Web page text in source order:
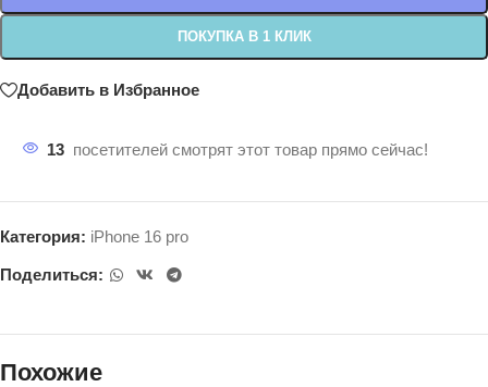
ПОКУПКА В 1 КЛИК
Добавить в Избранное
13 посетителей смотрят этот товар прямо сейчас!
Категория: iPhone 16 pro
Поделиться:
Похожие